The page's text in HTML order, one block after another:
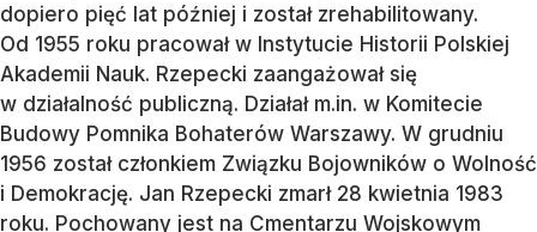
dopiero pięć lat później i został zrehabilitowany.
Od 1955 roku pracował w Instytucie Historii Polskiej
Akademii Nauk. Rzepecki zaangażował się
w działalność publiczną. Działał m.in. w Komitecie
Budowy Pomnika Bohaterów Warszawy. W grudniu
1956 został członkiem Związku Bojowników o Wolność
i Demokrację. Jan Rzepecki zmarł 28 kwietnia 1983
roku. Pochowany jest na Cmentarzu Wojskowym